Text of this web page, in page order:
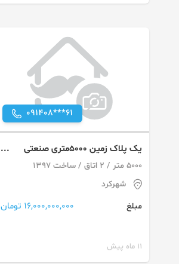
091408***61
یک پلاک زمین 5000متری صنعتی
همراه با سوله در شهرک صنعتی بر
خیابان اصلی
5000 متر / 2 اتاق / ساخت 1397
شهرکرد
مبلغ
16,000,000,000 تومان
11 ماه پیش